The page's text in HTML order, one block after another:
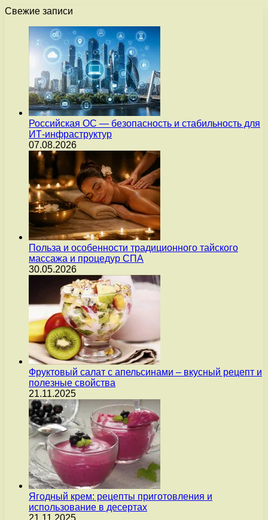
Свежие записи
Российская ОС — безопасность и стабильность для
ИТ-инфраструктур
07.08.2026
Польза и особенности традиционного тайского
массажа и процедур СПА
30.05.2026
Фруктовый салат с апельсинами – вкусный рецепт и
полезные свойства
21.11.2025
Ягодный крем: рецепты приготовления и
использование в десертах
21.11.2025